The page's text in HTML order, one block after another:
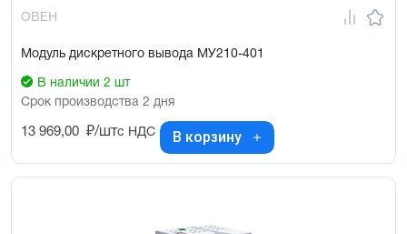
ОВЕН
Модуль дискретного вывода МУ210-401
В наличии 2 шт
Срок производства 2 дня
13 969,00 ₽/штс НДС В корзину